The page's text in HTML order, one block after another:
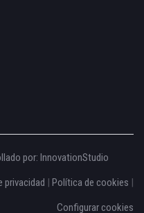
por: InnovationStudio
privacidad | Política de cookies |
Configurar cookies